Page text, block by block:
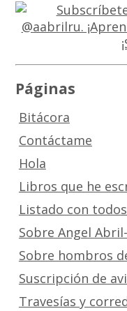
Páginas
Bitácora
Contáctame
Hola
Libros que he
Listado con
Sobre Angel
Sobre hombros
Suscripción de
Travesías y